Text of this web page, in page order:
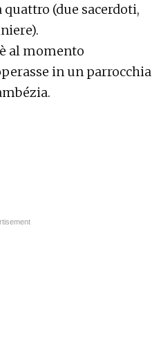
(due sacerdoti,
al momento
in un parrocchia